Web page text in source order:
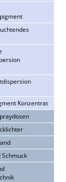
Konzentrat
Schmuck